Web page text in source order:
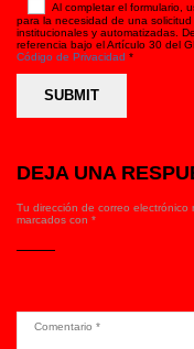
Al completar el formulario,
para la necesidad de una
institucionales y automatizadas.
referencia bajo el Artículo 30 del
Código de Privacidad *
DEJA UNA
Tu dirección de correo electrónico
marcados con *